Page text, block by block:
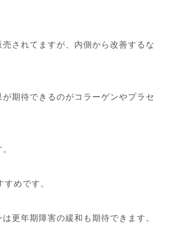
されてますが、内側から改善するな
期待できるのがコラーゲンやプラセ
めです。
更年期障害の緩和も期待できます。